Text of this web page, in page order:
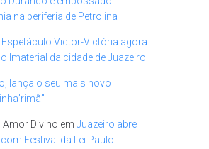
na periferia de Petrolina
Espetáculo Victor-Victória agora
Imaterial da cidade de Juazeiro
lança o seu mais novo
Amor Divino em Juazeiro abre
Festival da Lei Paulo